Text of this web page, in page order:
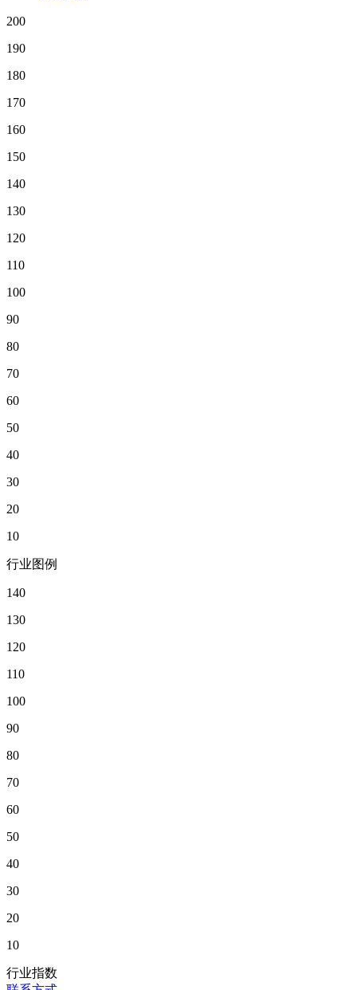
200
190
180
170
160
150
140
130
120
110
100
90
80
70
60
50
40
30
20
10
行业图例
140
130
120
110
100
90
80
70
60
50
40
30
20
10
行业指数